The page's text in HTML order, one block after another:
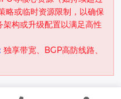
略或临时资源限制，以确保
构或升级配置以满足高性
独享带宽、BGP高防线路、